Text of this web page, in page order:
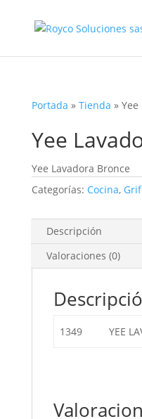
Portada » Tienda »
Yee
Yee Lavadora Bronce
Categorías: Cocina,
Descripción
Valoraciones (0)
1349 YEE